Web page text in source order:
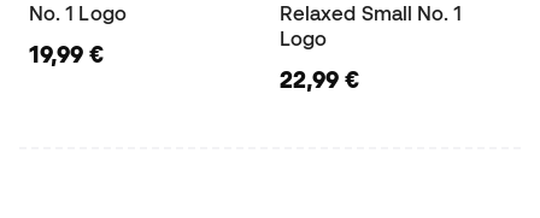
No. 1 Logo
19,99 €
Relaxed Small No. 1
Logo
22,99 €